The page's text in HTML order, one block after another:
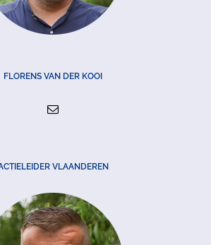
FLORENS VAN DER KOOI
VLAANDEREN